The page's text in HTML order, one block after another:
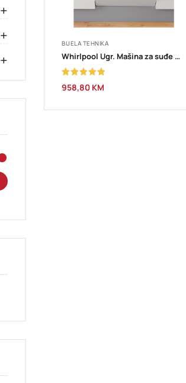
+
+
+
BIJELA TEHNIKA
Whirlpool Ugr. Mašina za suđe WSIP 4O23 PFE
Ocjenjeno
5.00od 5
958,80 KM